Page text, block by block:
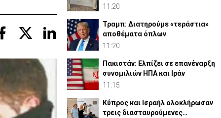
ήθελε» (vid)
11:20
Τραμπ: Διατηρούμε «τεράστια»
αποθέματα όπλων
11:20
Πακιστάν: Ελπίζει σε επανέναρξη
συνομιλιών ΗΠΑ και Ιράν
11:15
Κύπρος και Ισραήλ ολοκλήρωσαν
τρεις διασταυρούμενες